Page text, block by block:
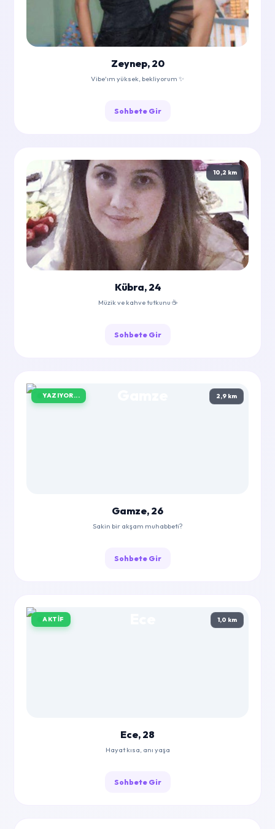
Zeynep, 20
Vibe'ım yüksek, bekliyorum ✨
Sohbete Gir
10,2 km
Kübra, 24
Müzik ve kahve tutkunu ☕
Sohbete Gir
YAZIYOR... 2,9 km
Gamze, 26
Sakin bir akşam muhabbeti?
Sohbete Gir
AKTIF 1,0 km
Ece, 28
Hayat kısa, anı yaşa
Sohbete Gir